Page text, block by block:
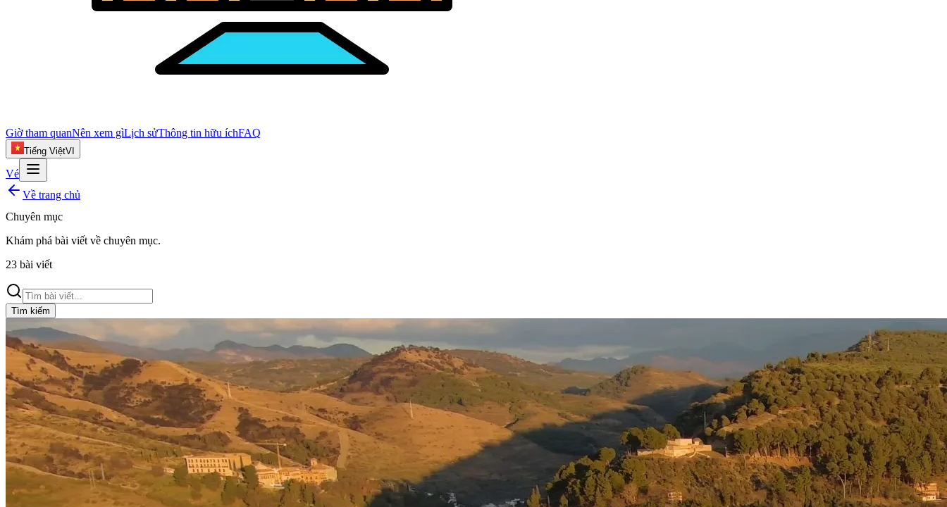
Giờ tham quanNên xem gìLịch sửThông tin hữu íchFAQ
Tiếng ViệtVI
Vé
Về trang chủ
Chuyên mục
Khám phá bài viết về chuyên mục.
23 bài viết
Tìm kiếm